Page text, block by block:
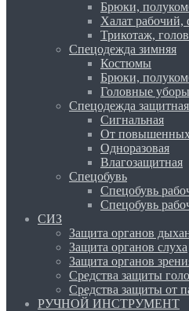
Брюки,
Халат рабочий,
Трикотаж,
Спецодежда зимняя
Костюмы
Брюки,
Головные
Спецодежда защитная
Сигнальная
От
Одноразовая
Влагозащитная
Спецобувь
Спецобувь
Спецобувь
СИЗ
Защита органов
Защита органов слуха
Защита органов
Средства защиты
Средства защиты от
РУЧНОЙ ИНСТРУМЕНТ